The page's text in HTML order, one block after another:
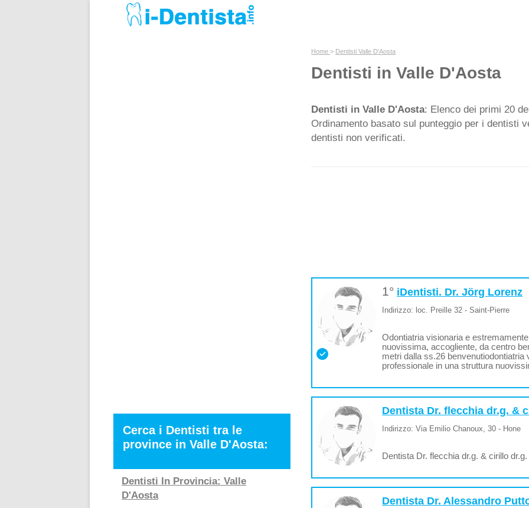
Home > Dentisti Valle D'Aosta
Dentisti in Valle D'Aosta
Dentisti in Valle D'Aosta: Elenco dei primi 20
Ordinamento basato sul punteggio per i dentisti
dentisti non verificati.
1° iDentisti. Dr. Jörg Lorenz
Indirizzo: loc. Preille 32 - Saint-Pierre
Odontiatria visionaria e
nuovissima, accogliente, da centro
metri dalla ss.26
professionale in una struttura
Dentista Dr. flecchia dr.g. &
Indirizzo: Via Emilio Chanoux, 30 - Hone
Dentista Dr. flecchia dr.g. & cirillo dr.g.
Dentista Dr. Alessandro
Cerca i Dentisti tra le
province in Valle D'Aosta:
Dentisti In Provincia: Valle
D'Aosta